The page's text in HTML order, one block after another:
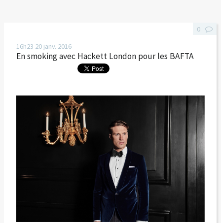
16h23 20 janv. 2016
En smoking avec Hackett London pour les BAFTA
0